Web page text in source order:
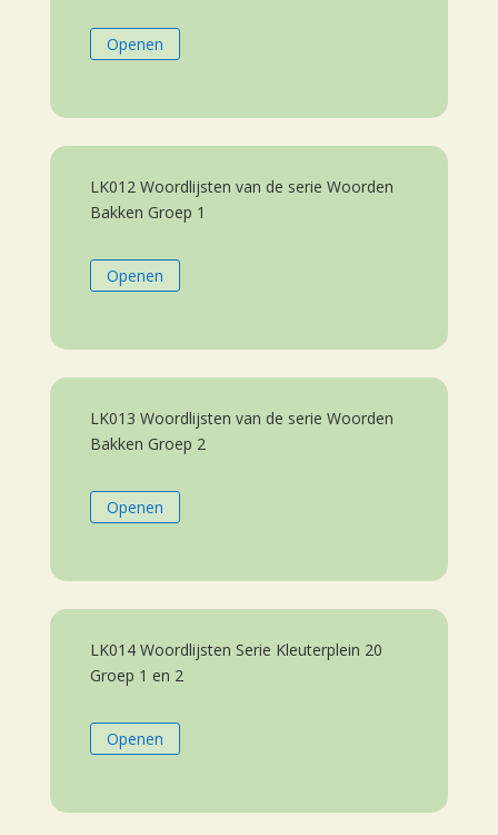
Openen
LK012 Woordlijsten van de serie Woorden
Bakken Groep 1
Openen
LK013 Woordlijsten van de serie Woorden
Bakken Groep 2
Openen
LK014 Woordlijsten Serie Kleuterplein 20
Groep 1 en 2
Openen